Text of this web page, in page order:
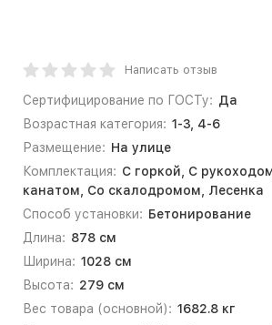
Написать отзыв
Сертифицирование по ГОСТу: Да
Возрастная категория: 1-3, 4-6
Размещение: На улице
Комплектация: С горкой, С
канатом, Со скалодромом, Лесенка
Способ установки: Бетонирование
Длина: 878 см
Ширина: 1028 см
Высота: 279 см
Вес товара (основной): 1682.8 кг